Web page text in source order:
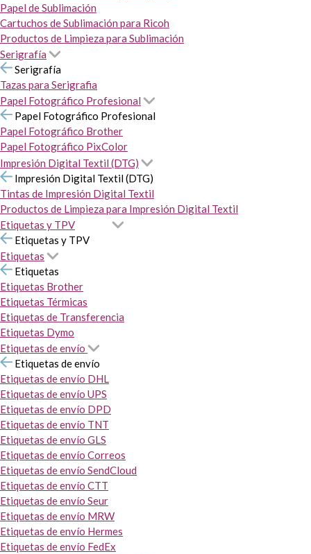
Papel de Sublimación
Cartuchos de Sublimación para Ricoh
Productos de Limpieza para Sublimación
Serigrafía
Serigrafía
Tazas para Serigrafia
Papel Fotográfico Profesional
Papel Fotográfico Profesional
Papel Fotográfico Brother
Papel Fotográfico PixColor
Impresión Digital Textil (DTG)
Impresión Digital Textil (DTG)
Tintas de Impresión Digital Textil
Productos de Limpieza para Impresión Digital Textil
Etiquetas y TPV
Etiquetas y TPV
Etiquetas
Etiquetas
Etiquetas Brother
Etiquetas Térmicas
Etiquetas de Transferencia
Etiquetas Dymo
Etiquetas de envío
Etiquetas de envío
Etiquetas de envío DHL
Etiquetas de envío UPS
Etiquetas de envío DPD
Etiquetas de envío TNT
Etiquetas de envío GLS
Etiquetas de envío Correos
Etiquetas de envío SendCloud
Etiquetas de envío CTT
Etiquetas de envío Seur
Etiquetas de envío MRW
Etiquetas de envío Hermes
Etiquetas de envío FedEx